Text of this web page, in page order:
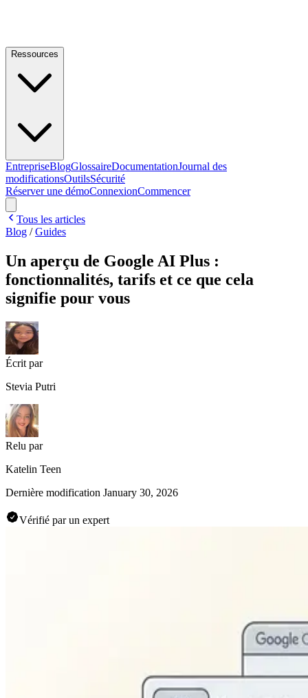
Ressources
EntrepriseBlogGlossaireDocumentationJournal des
modificationsOutilsSécurité
Réserver une démoConnexionCommencer
Tous les articles
Blog /Guides
Un aperçu de Google AI Plus :
fonctionnalités, tarifs et ce que cela
signifie pour vous
Écrit par
Stevia Putri
Relu par
Katelin Teen
Dernière modification January 30, 2026
Vérifié par un expert